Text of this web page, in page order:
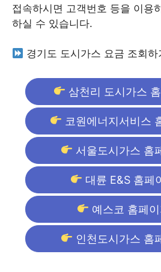
접속하시면 고객번호 등을 이용
하실 수 있습니다.
경기도 도시가스 요금 조회하
삼천리 도시가스
코원에너지서비스
서울도시가스 홈
대륜 E&S 홈페
예스코 홈페
인천도시가스 홈